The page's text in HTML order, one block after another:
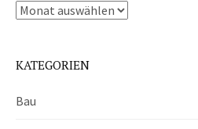
Archiv
KATEGORIEN
Bau